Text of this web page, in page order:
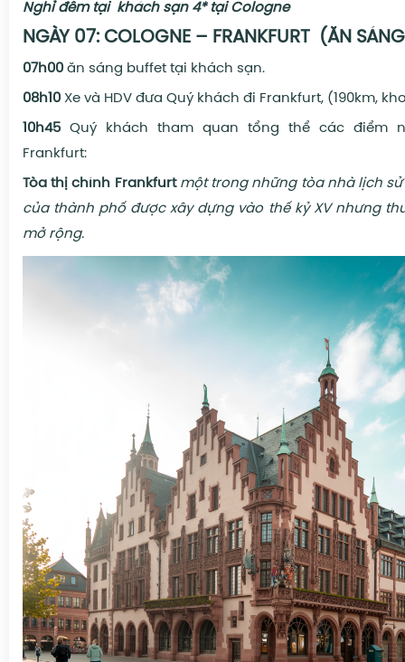
Nghỉ đêm tại khách sạn 4* tại Cologne
NGÀY 07: COLOGNE – FRANKFURT (ĂN
07h00 ăn sáng buffet tại khách sạn.
08h10 Xe và HDV đưa Quý khách đi Frankfurt, (190km,
10h45 Quý khách tham quan tổng thể các điểm
Frankfurt:
Tòa thị chính Frankfurt một trong những tòa nhà lịch
của thành phố được xây dựng vào thế kỷ XV nhưng
mở rộng.